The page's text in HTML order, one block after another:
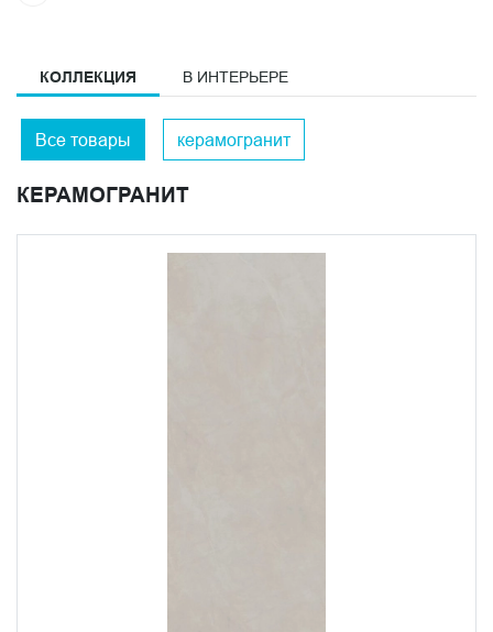
КОЛЛЕКЦИЯ В ИНТЕРЬЕРЕ
Все товары керамогранит
КЕРАМОГРАНИТ